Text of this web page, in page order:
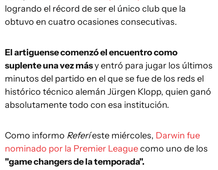
logrando el récord de ser el único club que la
obtuvo en cuatro ocasiones consecutivas.
El artiguense comenzó el encuentro como
suplente una vez másy entró para jugar los últimos
minutos del partido en el que se fue de los reds el
histórico técnico alemán Jürgen Klopp, quien ganó
absolutamente todo con esa institución.
Como informo Referíeste miércoles, Darwin fue
nominado por la Premier Leaguecomo uno de los
"game changers de la temporada".